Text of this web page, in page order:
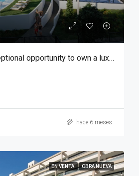
Discover an exceptional opportunity to own a luxury apartment in Font del Llop, one of the most prestigious residential golf resorts in the Costa Blanca region.
hace 6 meses
EN VENTA OBRA NUEVA